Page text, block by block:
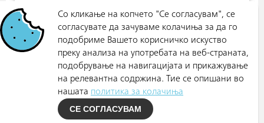
Со кликање на копчето "Се согласувам", се
согласувате да зачуваме колачиња за да го
подобриме Вашето корисничко искуство
преку анализа на употребата на веб-страната,
подобрување на навигацијата и прикажување
на релевантна содржина. Тие се опишани во
нашата политика за колачиња
СЕ СОГЛАСУВАМ